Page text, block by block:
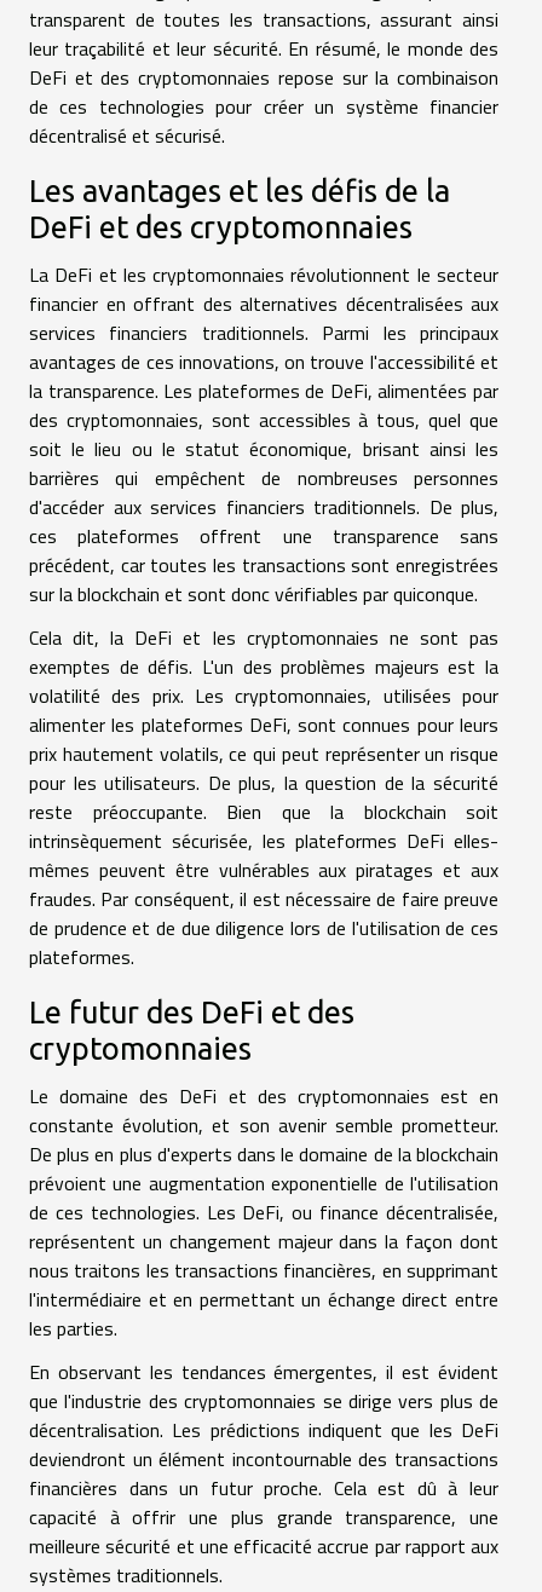
transparent de toutes les transactions, assurant ainsi
leur traçabilité et leur sécurité. En résumé, le monde des
DeFi et des cryptomonnaies repose sur la combinaison
de ces technologies pour créer un système financier
décentralisé et sécurisé.
Les avantages et les défis de la
DeFi et des cryptomonnaies
La DeFi et les cryptomonnaies révolutionnent le secteur
financier en offrant des alternatives décentralisées aux
services financiers traditionnels. Parmi les principaux
avantages de ces innovations, on trouve l'accessibilité et
la transparence. Les plateformes de DeFi, alimentées par
des cryptomonnaies, sont accessibles à tous, quel que
soit le lieu ou le statut économique, brisant ainsi les
barrières qui empêchent de nombreuses personnes
d'accéder aux services financiers traditionnels. De plus,
ces plateformes offrent une transparence sans
précédent, car toutes les transactions sont enregistrées
sur la blockchain et sont donc vérifiables par quiconque.
Cela dit, la DeFi et les cryptomonnaies ne sont pas
exemptes de défis. L'un des problèmes majeurs est la
volatilité des prix. Les cryptomonnaies, utilisées pour
alimenter les plateformes DeFi, sont connues pour leurs
prix hautement volatils, ce qui peut représenter un risque
pour les utilisateurs. De plus, la question de la sécurité
reste préoccupante. Bien que la blockchain soit
intrinsèquement sécurisée, les plateformes DeFi elles-
mêmes peuvent être vulnérables aux piratages et aux
fraudes. Par conséquent, il est nécessaire de faire preuve
de prudence et de due diligence lors de l'utilisation de ces
plateformes.
Le futur des DeFi et des
cryptomonnaies
Le domaine des DeFi et des cryptomonnaies est en
constante évolution, et son avenir semble prometteur.
De plus en plus d'experts dans le domaine de la blockchain
prévoient une augmentation exponentielle de l'utilisation
de ces technologies. Les DeFi, ou finance décentralisée,
représentent un changement majeur dans la façon dont
nous traitons les transactions financières, en supprimant
l'intermédiaire et en permettant un échange direct entre
les parties.
En observant les tendances émergentes, il est évident
que l'industrie des cryptomonnaies se dirige vers plus de
décentralisation. Les prédictions indiquent que les DeFi
deviendront un élément incontournable des transactions
financières dans un futur proche. Cela est dû à leur
capacité à offrir une plus grande transparence, une
meilleure sécurité et une efficacité accrue par rapport aux
systèmes traditionnels.